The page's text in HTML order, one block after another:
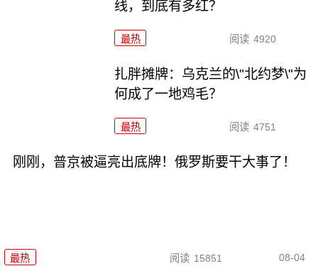
线，到底有多红？
最热 阅读 4920
扎胖摊牌：乌克兰的\"北约梦\"为
何成了一地鸡毛？
最热 阅读 4751
刚刚，普京被逼亮出底牌！俄罗斯要干大事了！
最热 阅读 15851 08-04